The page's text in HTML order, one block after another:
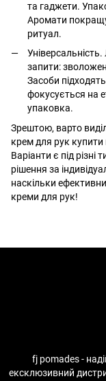
та гаджети.
Аромати
ритуал.
запити:
Засоби
фокусується на
упаковка.
Зрештою, варто
крем для рук
Варіанти є під
рішення за
наскільки
креми для рук!
fj pomades -
ексклюзивний